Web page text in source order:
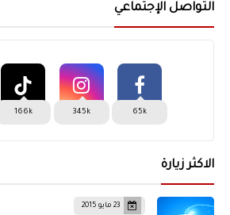
التواصل الإجتماعي
65k
345k
166k
الاكثر زيارة
23 مايو 2015